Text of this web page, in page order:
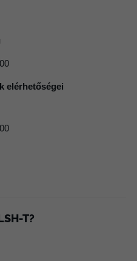
elérhetőségei
T?